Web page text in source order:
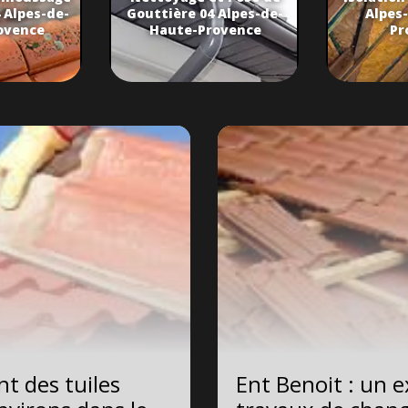
de-
Gouttière 04 Alpes-de-
Haute-Provence
des tuiles
Ent Benoit : un